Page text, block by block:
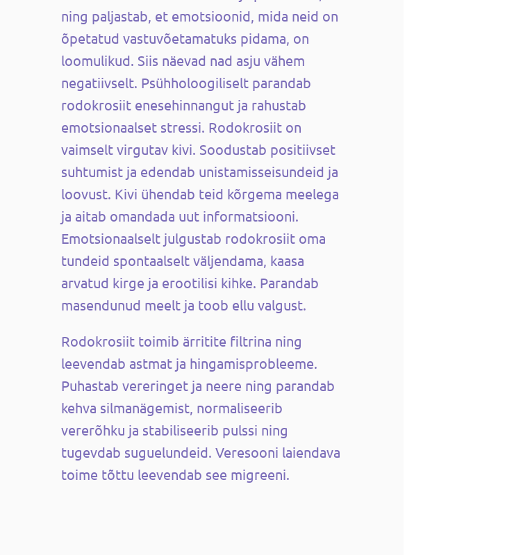
ning paljastab, et emotsioonid, mida neid on
õpetatud vastuvõetamatuks pidama, on
loomulikud. Siis näevad nad asju vähem
negatiivselt. Psühholoogiliselt parandab
rodokrosiit enesehinnangut ja rahustab
emotsionaalset stressi. Rodokrosiit on
vaimselt virgutav kivi. Soodustab positiivset
suhtumist ja edendab unistamisseisundeid ja
loovust. Kivi ühendab teid kõrgema meelega
ja aitab omandada uut informatsiooni.
Emotsionaalselt julgustab rodokrosiit oma
tundeid spontaalselt väljendama, kaasa
arvatud kirge ja erootilisi kihke. Parandab
masendunud meelt ja toob ellu valgust.
Rodokrosiit toimib ärritite filtrina ning
leevendab astmat ja hingamisprobleeme.
Puhastab vereringet ja neere ning parandab
kehva silmanägemist, normaliseerib
vererõhku ja stabiliseerib pulssi ning
tugevdab suguelundeid. Veresooni laiendava
toime tõttu leevendab see migreeni.